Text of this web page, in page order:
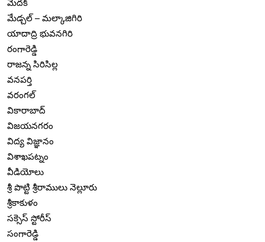
మెదక్
మేడ్చల్ – మల్కాజిగిరి
యాదాద్రి భువనగిరి
రంగారెడ్డి
రాజన్న సిరిసిల్ల
వనపర్తి
వరంగల్
వికారాబాద్
విజయనగరం
విద్య విజ్ఞానం
విశాఖపట్నం
వీడియోలు
శ్రీ పొట్టి శ్రీరాములు నెల్లూరు
శ్రీకాకుళం
సక్సెస్ స్టోరీస్
సంగారెడ్డి